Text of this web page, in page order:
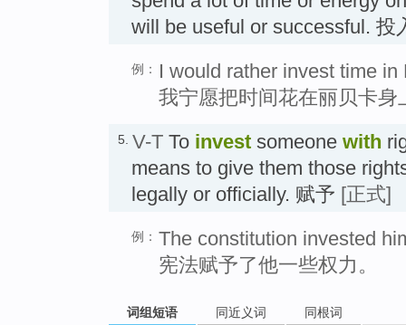
will be useful or successful. 投
例：
I would rather invest time
我宁愿把时间花在丽贝卡
5. V-T To invest someone with
means to give them those
legally or officially. 赋予 [正式]
例： The constitution invested
宪法赋予了他一些权力。
词组短语 同近义词 同根词